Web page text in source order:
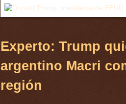
Experto: Trump
argentino Macri
región